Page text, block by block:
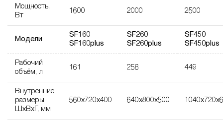
Мощность,
Вт
1600 2000 2500
Модели
SF160
SF160plus
SF260
SF260plus
SF450
SF450plus
Рабочий
объём, л
161 256 449
Внутренние
размеры
ШхВхГ, мм
560х720х400 640х800х500